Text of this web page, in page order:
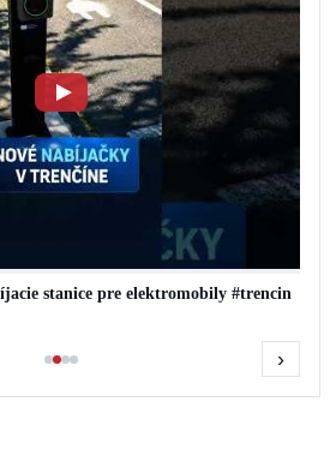
stanice pre elektromobily #trencin
›